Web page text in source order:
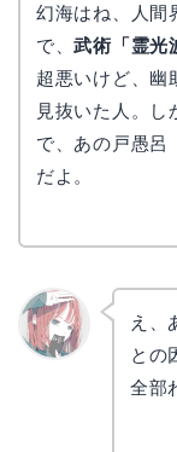
幻海はね、人間
で、武術「霊光
超悪いけど、幽
見抜いた人。し
で、あの戸愚呂
だよ。
え、
との
全部